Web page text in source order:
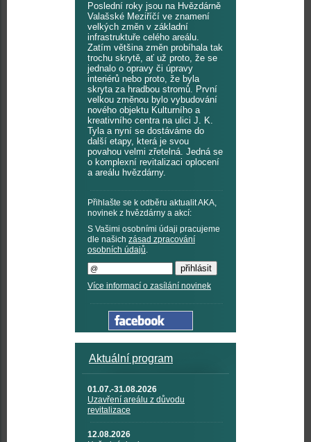
Poslední roky jsou na Hvězdárně
Valašské Meziříčí ve znamení
velkých změn v základní
infrastruktuře celého areálu.
Zatím většina změn probíhala tak
trochu skrytě, ať už proto, že se
jednalo o opravy či úpravy
interiérů nebo proto, že byla
skryta za hradbou stromů. První
velkou změnou bylo vybudování
nového objektu Kulturního a
kreativního centra na ulici J. K.
Tyla a nyní se dostáváme do
další etapy, která je svou
povahou velmi zřetelná. Jedná se
o komplexní revitalizaci oplocení
a areálu hvězdárny.
Přihlašte se k odběru aktualit AKA,
novinek z hvězdárny a akcí:
S Vašimi osobními údaji pracujeme
dle našich zásad zpracování
osobních údajů.
Více informací o zasílání novinek
Aktuální program
01.07.-31.08.2026
Uzavření areálu z důvodu
revitalizace
12.08.2026